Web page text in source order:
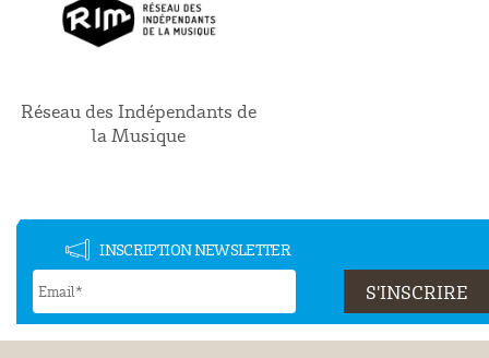
Réseau des Indépendants de
la Musique
INSCRIPTION NEWSLETTER